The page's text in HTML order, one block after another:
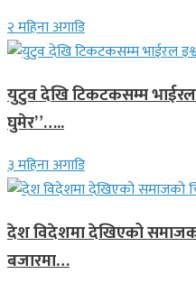
२ महिना अगाडि
युटुव देखि टिकटकसम्म भाईरल
घुमेर”…..
३ महिना अगाडि
देश विदेशमा देखिएको
बजारमा…